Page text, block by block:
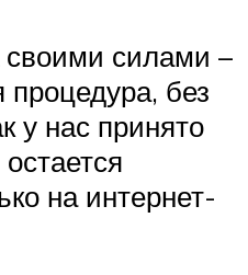
своими силами –
без
у нас принято
остается
на интернет-